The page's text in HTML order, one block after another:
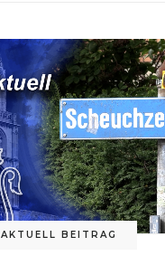
AKTUELL BEITRAG